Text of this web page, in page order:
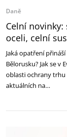
Daně
Celní novinky:
oceli, celní
Jaká opatření
Bělorusku? Jak se v
oblasti ochrany trhu
aktuálních na…